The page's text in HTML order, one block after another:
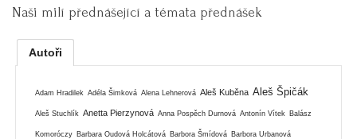
Naši milí přednášející a témata přednášek
Autoři
Adam Hradilek Adéla Šimková Alena Lehnerová Aleš Kuběna Aleš Špičák
Aleš Stuchlík Anetta Pierzynová Anna Pospěch Durnová Antonín Vítek Balász
Komoróczy Barbara Oudová Holcátová Barbora Šmídová Barbora Urbanová